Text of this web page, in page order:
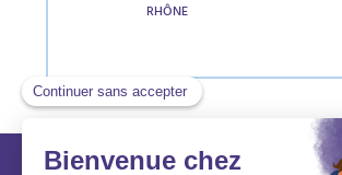
RHÔNE